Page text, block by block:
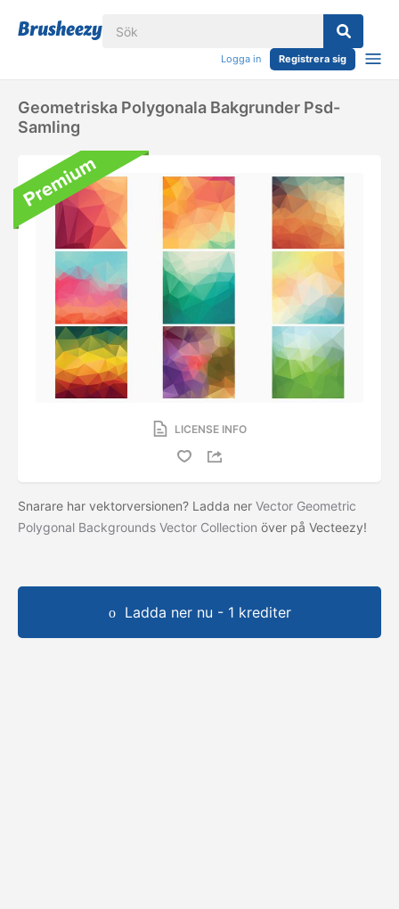
Logga in Registrera sig
Geometriska Polygonala Bakgrunder Psd-
Samling
LICENSE INFO
Snarare har vektorversionen? Ladda ner Vector Geometric
Polygonal Backgrounds Vector Collection över på Vecteezy!
Ladda ner nu - 1 krediter